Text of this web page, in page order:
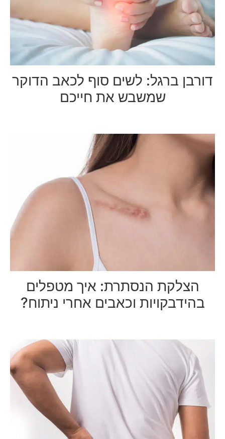
דורבן ברגל: לשים סוף לכאב הדוקר
שמשבש את חייכם
הצלקת הנסתרת: איך מטפלים
בהידבקויות וכאבים אחרי ניתוח?